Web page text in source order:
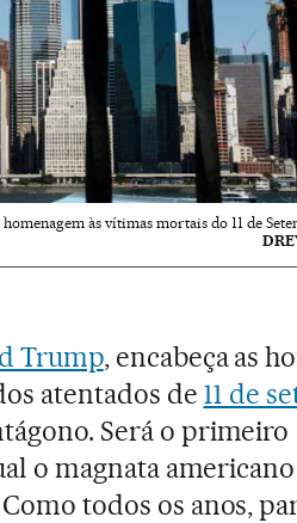
às vítimas mortais do 11 de
Trump, encabeça as
atentados de 11 de
Será o primeiro
o magnata americano
todos os anos,